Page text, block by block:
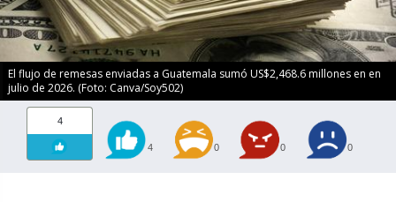
El flujo de remesas enviadas a Guatemala sumó US$2,468.6 millones en en
julio de 2026. (Foto: Canva/Soy502)
4
4 0 0 0